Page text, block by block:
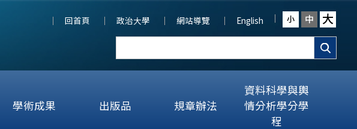
回首頁 政治大學 網站導覽 English 小 中 大
學術成果 出版品 規章辦法
資料科學與輿
情分析學分學
程